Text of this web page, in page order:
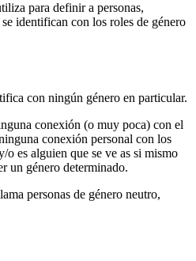
para definir a personas,
identifican con los roles de género
con ningún género en particular.
conexión (o muy poca) con el
conexión personal con los
o es alguien que se ve as si mismo
un género determinado.
personas de género neutro,